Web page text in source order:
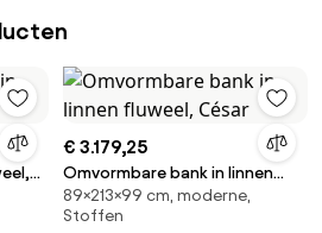
€ 3.179,25
Omvormbare bank in linnen
fluweel, César
89×213×99 cm, moderne,
Stoffen